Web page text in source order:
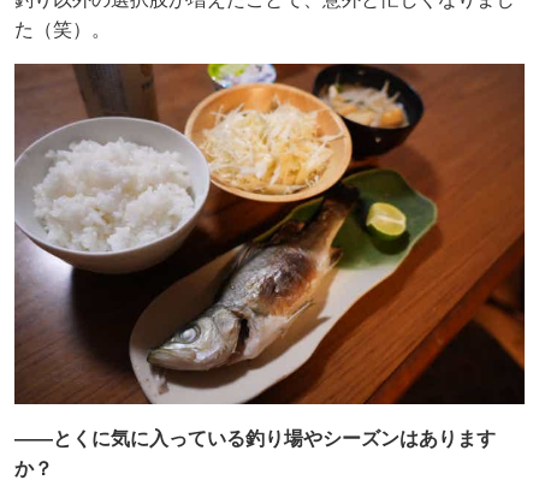
た（笑）。
——とくに気に入っている釣り場やシーズンはあります
か？